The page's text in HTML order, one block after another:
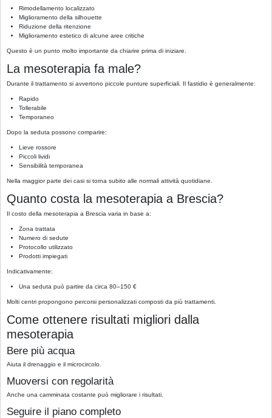
Rimodellamento localizzato
Miglioramento della silhouette
Riduzione della ritenzione
Miglioramento estetico di alcune aree critiche
Questo è un punto molto importante da chiarire prima di iniziare.
La mesoterapia fa male?
Durante il trattamento si avvertono piccole punture superficiali. Il fastidio è generalmente:
Rapido
Tollerabile
Temporaneo
Dopo la seduta possono comparire:
Lieve rossore
Piccoli lividi
Sensibilità temporanea
Nella maggior parte dei casi si torna subito alle normali attività quotidiane.
Quanto costa la mesoterapia a Brescia?
Il costo della mesoterapia a Brescia varia in base a:
Zona trattata
Numero di sedute
Protocollo utilizzato
Prodotti impiegati
Indicativamente:
Una seduta può partire da circa 80–150 €
Molti centri propongono percorsi personalizzati composti da più trattamenti.
Come ottenere risultati migliori dalla
mesoterapia
Bere più acqua
Aiuta il drenaggio e il microcircolo.
Muoversi con regolarità
Anche una camminata costante può migliorare i risultati.
Seguire il piano completo